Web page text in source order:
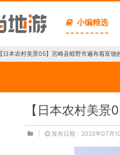
小编精选
【日本农村美景05】宫崎县蝦野市遍布着富饶
【日本农村美
发布日期：2022年07月10